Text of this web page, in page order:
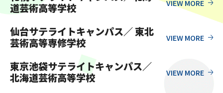
道芸術高等学校
仙台サテライトキャンパス／ 東北
芸術高等専修学校
東京池袋サテライトキャンパス／
北海道芸術高等学校